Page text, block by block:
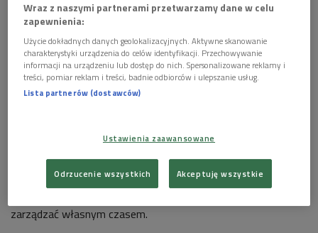
niemożliwa jest realna korzyść pracodawcy bez integralnej
korzyści pracownika.
Wiele aktywności, profesji i branż
Jak wiadomo prace zdalną mogą wykonywać pracownicy wielu
zdalnej pracują programiści, graficy, webmasterzy, czy
copywriterzy. Korzyścią główną w tym sektorze jest
elastyczność czasu pracy i znacznie łatwiejsze godzenie
zarządzać własnym czasem.
Wraz z naszymi partnerami przetwarzamy dane w celu
zapewnienia:
Użycie dokładnych danych geolokalizacyjnych. Aktywne skanowanie
charakterystyki urządzenia do celów identyfikacji. Przechowywanie
informacji na urządzeniu lub dostęp do nich. Spersonalizowane reklamy i
treści, pomiar reklam i treści, badnie odbiorców i ulepszanie usług.
Lista partnerów (dostawców)
Ustawienia zaawansowane
Odrzucenie wszystkich Akceptuję wszystkie